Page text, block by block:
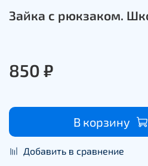
Зайка с рюкзаком.
850 ₽
В корзину
Добавить в сравнение